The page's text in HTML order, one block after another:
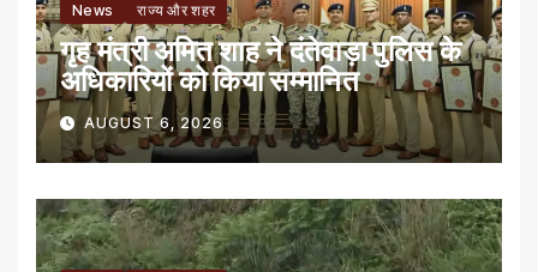
News राज्य और शहर
गृह मंत्री अमित शाह ने दंतेवाड़ा पुलिस के
अधिकारियों को किया सम्मानित
AUGUST 6, 2026